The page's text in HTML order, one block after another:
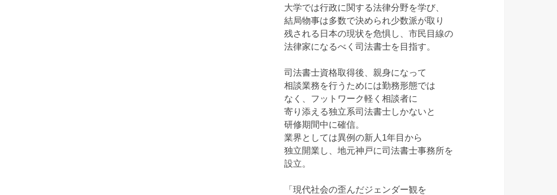
大学では行政に関する法律分野を学び、
結局物事は多数で決められ少数派が取り
残される日本の現状を危惧し、市民目線の
法律家になるべく司法書士を目指す。
司法書士資格取得後、親身になって
相談業務を行うためには勤務形態では
なく、フットワーク軽く相談者に
寄り添える独立系司法書士しかないと
研修期間中に確信。
業界としては異例の新人1年目から
独立開業し、地元神戸に司法書士事務所を
設立。
「現代社会の歪んだジェンダー観を